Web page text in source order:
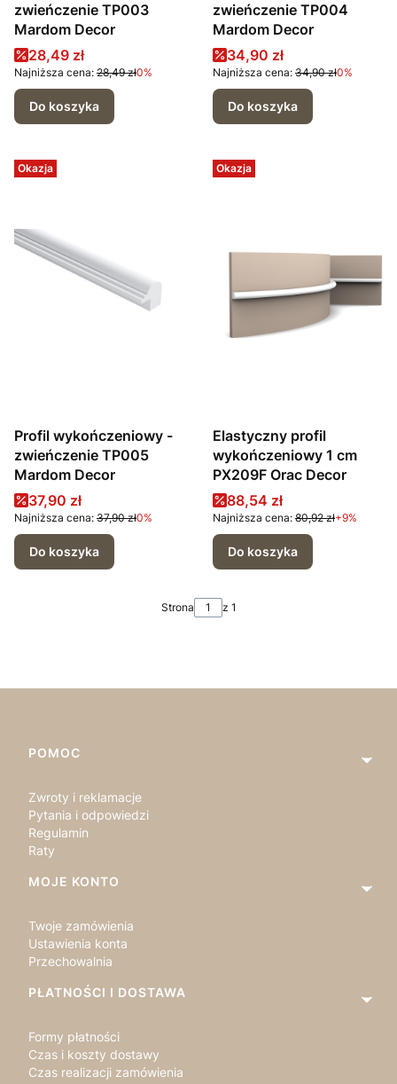
zwieńczenie TP003
Mardom Decor
Cena promocyjna
28,49 zł
Najniższa cena: 28,49 zł0%
Do koszyka
zwieńczenie TP004
Mardom Decor
Cena promocyjna
34,90 zł
Najniższa cena: 34,90 zł0%
Do koszyka
Okazja
Profil wykończeniowy -
zwieńczenie TP005
Mardom Decor
Cena promocyjna
37,90 zł
Najniższa cena: 37,90 zł0%
Do koszyka
Okazja
Elastyczny profil
wykończeniowy 1 cm
PX209F Orac Decor
Cena promocyjna
88,54 zł
Najniższa cena: 80,92 zł+9%
Do koszyka
Strona z 1
Linki w stopce
POMOC
Zwroty i reklamacje
Pytania i odpowiedzi
Regulamin
Raty
MOJE KONTO
Twoje zamówienia
Ustawienia konta
Przechowalnia
PŁATNOŚCI I DOSTAWA
Formy płatności
Czas i koszty dostawy
Czas realizacji zamówienia